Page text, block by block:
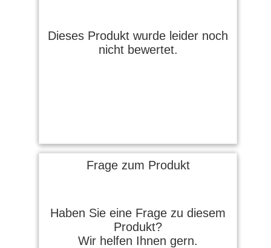
Dieses Produkt wurde leider noch
nicht bewertet.
Frage zum Produkt
Haben Sie eine Frage zu diesem
Produkt?
Wir helfen Ihnen gern.